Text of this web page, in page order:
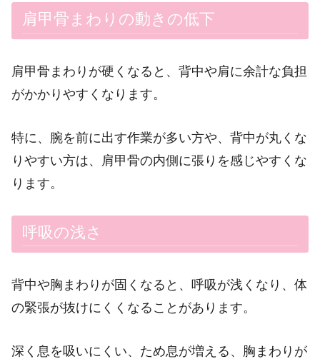
肩甲骨まわりの動きの低下
肩甲骨まわりが硬くなると、背中や肩に余計な負担
がかかりやすくなります。
特に、腕を前に出す作業が多い方や、背中が丸くな
りやすい方は、肩甲骨の内側に張りを感じやすくな
ります。
呼吸の浅さ
背中や胸まわりが固くなると、呼吸が浅くなり、体
の緊張が抜けにくくなることがあります。
深く息を吸いにくい、ため息が増える、胸まわりが